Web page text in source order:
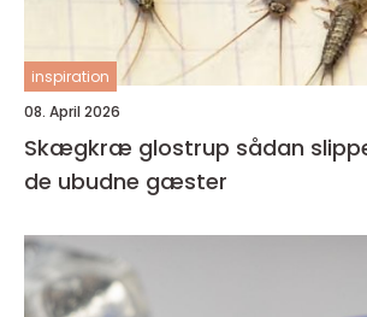
inspiration
08. April 2026
Skægkræ glostrup sådan slipper du af med
de ubudne gæster